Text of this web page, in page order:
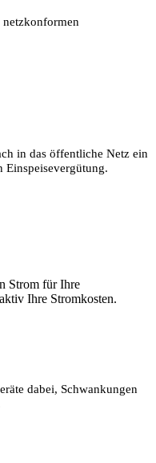
netzkonformen
in das öffentliche Netz ein
Einspeisevergütung.
Strom für Ihre
Ihre Stromkosten.
dabei, Schwankungen